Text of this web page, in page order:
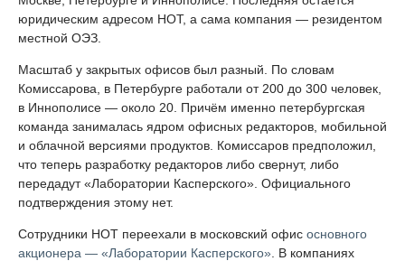
юридическим адресом НОТ, а сама компания — резидентом
местной ОЭЗ.
Масштаб у закрытых офисов был разный. По словам
Комиссарова, в Петербурге работали от 200 до 300 человек,
в Иннополисе — около 20. Причём именно петербургская
команда занималась ядром офисных редакторов, мобильной
и облачной версиями продуктов. Комиссаров предположил,
что теперь разработку редакторов либо свернут, либо
передадут «Лаборатории Касперского». Официального
подтверждения этому нет.
Сотрудники НОТ переехали в московский офис основного
акционера — «Лаборатории Касперского» . В компаниях